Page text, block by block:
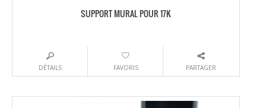
SUPPORT MURAL POUR 17K
DÉTAILS FAVORIS PARTAGER